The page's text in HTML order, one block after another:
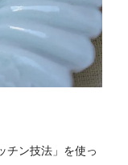
チン技法」を使っ